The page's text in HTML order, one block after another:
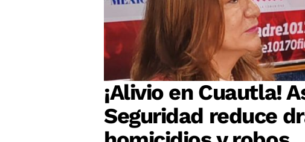
¡Alivio en Cuautla!
Seguridad reduce